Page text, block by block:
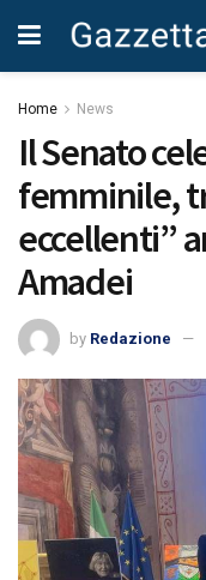
Home News
Il Senato
femminile,
eccellenti”
Amadei
by Redazione